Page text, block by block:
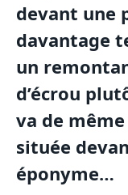
devant une
davantage
un
d’écrou
va de
située
éponyme…